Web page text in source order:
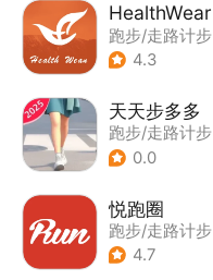
HealthWear
跑步/走路计步
4.3
天天步多多
跑步/走路计步
0.0
悦跑圈
跑步/走路计步
4.7